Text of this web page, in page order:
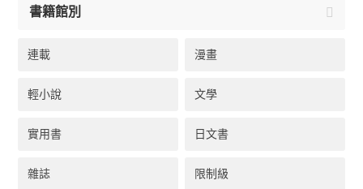
書籍館別
連載 漫畫
輕小說 文學
實用書 日文書
雜誌 限制級